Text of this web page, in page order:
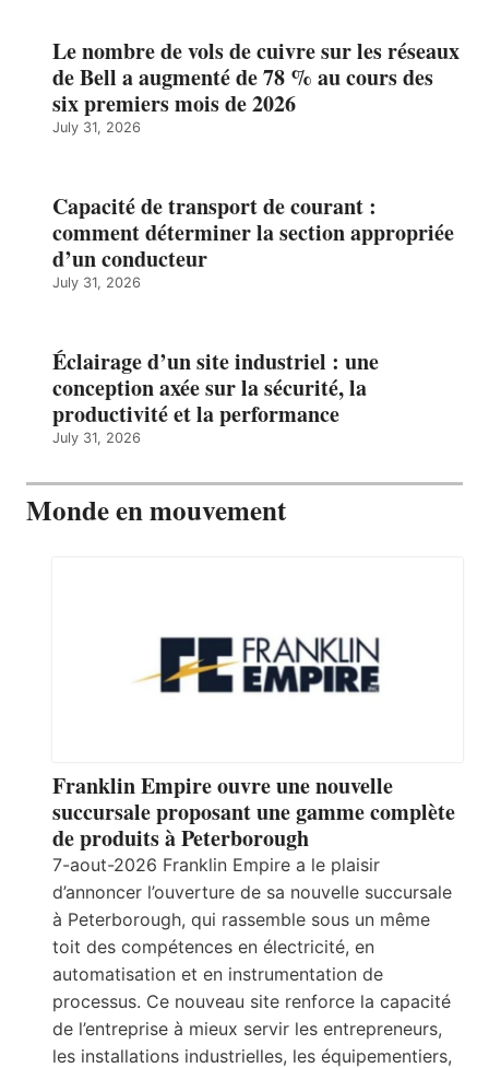
Le nombre de vols de cuivre sur les réseaux
de Bell a augmenté de 78 % au cours des
six premiers mois de 2026
July 31, 2026
Capacité de transport de courant :
comment déterminer la section appropriée
d’un conducteur
July 31, 2026
Éclairage d’un site industriel : une
conception axée sur la sécurité, la
productivité et la performance
July 31, 2026
Monde en mouvement
Franklin Empire ouvre une nouvelle
succursale proposant une gamme complète
de produits à Peterborough
7-aout-2026 Franklin Empire a le plaisir
d’annoncer l’ouverture de sa nouvelle succursale
à Peterborough, qui rassemble sous un même
toit des compétences en électricité, en
automatisation et en instrumentation de
processus. Ce nouveau site renforce la capacité
de l’entreprise à mieux servir les entrepreneurs,
les installations industrielles, les équipementiers,